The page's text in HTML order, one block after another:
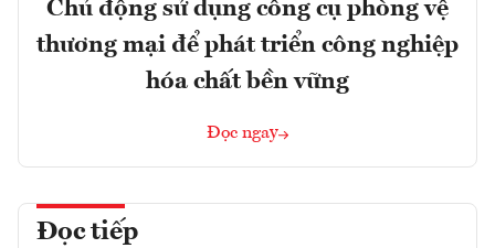
Chủ động sử dụng công cụ phòng vệ
thương mại để phát triển công nghiệp
hóa chất bền vững
Đọc ngay
Đọc tiếp